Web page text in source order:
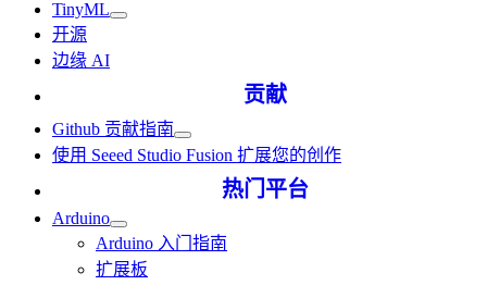
TinyML
开源
边缘 AI
贡献
Github 贡献指南
使用 Seeed Studio Fusion 扩展您的创作
热门平台
Arduino
Arduino 入门指南
扩展板